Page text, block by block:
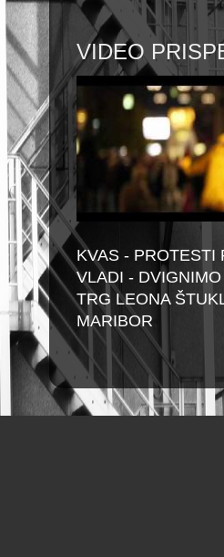
VIDEO
KVAS - PROTESTI
VLADI -
TRG LEONA
MARIBOR